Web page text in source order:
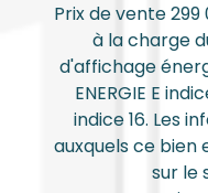
Prix de vente
à la charge
d'affichage
ENERGIE E
indice 16. Les
auxquels ce bien
sur le